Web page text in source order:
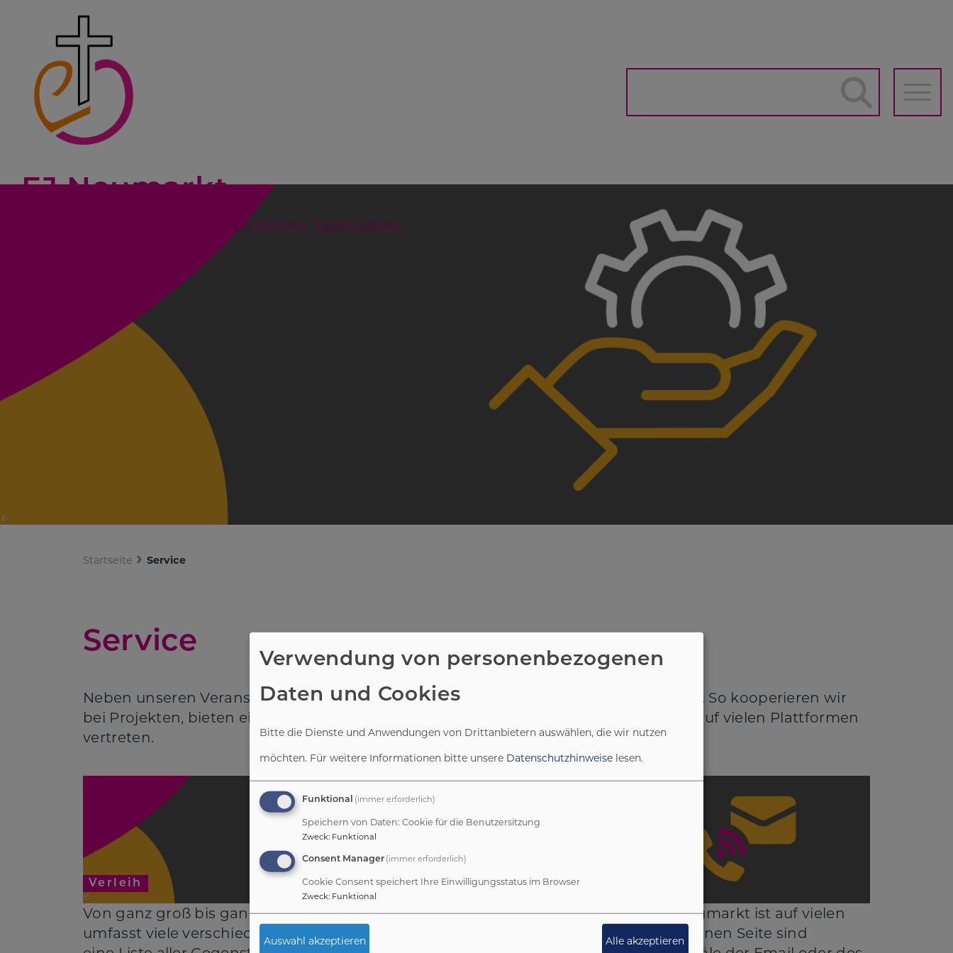
Inhalt
EJ Neumarkt
Kinder & Jugendaktionen. Freizeiten. Spirituelles.
Hauptnavigation
Suche
Startseite Service
Service
Neben unseren Veranstaltungen ermöglicht die Gemeindejugend noch viel Anderes. So kooperieren wir
bei Projekten, bieten eine Materialverleih und sind auch in der Öffentlichkeitsarbeit auf vielen Plattformen
vertreten.
Verleih
Von ganz groß bis ganz klein: Unser Materialfundus
umfasst viele verschiedene Objekte. Ihr findet hier
Kontakt
Die Evangelische Jugend Neumarkt ist auf vielen
Kanälen erreichbar. Auf der einen Seite sind
Verwendung von personenbezogenen
Daten und Cookies
Bitte die Dienste und Anwendungen von Drittanbietern auswählen, die wir nutzen
möchten. Für weitere Informationen bitte unsere Datenschutzhinweise lesen.
Funktional (immer erforderlich)
Speichern von Daten: Cookie für die Benutzersitzung
Zweck: Funktional
Consent Manager (immer erforderlich)
Cookie Consent speichert Ihre Einwilligungsstatus im Browser
Zweck: Funktional
Auswahl akzeptieren Alle akzeptieren